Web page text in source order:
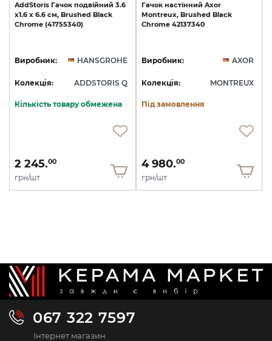
AddStoris Гачок подвійний 3.6
х1.6 x 6.6 см, Brushed Black
Chrome (41755340)
Виробник: HANSGROHE
Колекція: ADDSTORIS Q
Кількість товару обмежена
2 245.00
грн/шт
Гачок настінний Axor
Montreux, Brushed Black
Chrome 42137340
Виробник: AXOR
Колекція: MONTREUX
Під замовлення
4 980.00
грн/шт
067 322 7597
Інтернет магазин